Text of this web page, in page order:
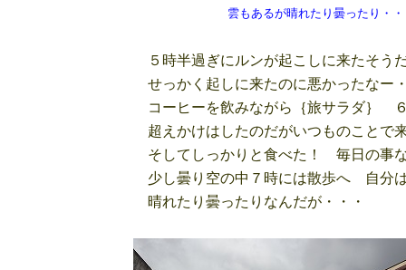
雲もあるが晴れたり曇ったり・・・・
５時半過ぎにルンが起こしに来たそう
せっかく起しに来たのに悪かったなー
コーヒーを飲みながら｛旅サラダ｝
超えかけはしたのだがいつものことで
そしてしっかりと食べた！ 毎日の事
少し曇り空の中７時には散歩へ 自分
晴れたり曇ったりなんだが・・・